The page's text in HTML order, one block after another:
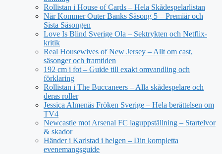
Rollistan i House of Cards – Hela Skådespelarlistan
När Kommer Outer Banks Säsong 5 – Premiär och
Sista Säsongen
Love Is Blind Sverige Ola – Sektrykten och Netflix-
kritik
Real Housewives of New Jersey – Allt om cast,
säsonger och framtiden
192 cm i fot – Guide till exakt omvandling och
förklaring
Rollistan i The Buccaneers – Alla skådespelare och
deras roller
Jessica Almenäs Fröken Sverige – Hela berättelsen om
TV4
Newcastle mot Arsenal FC laguppställning – Startelvor
& skador
Händer i Karlstad i helgen – Din kompletta
evenemangsguide